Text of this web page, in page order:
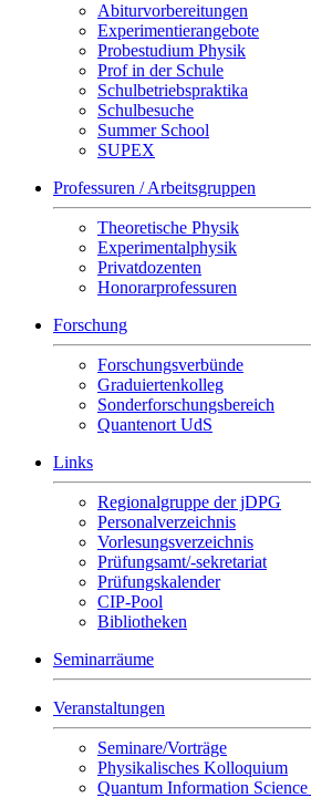
Abiturvorbereitungen
Experimentierangebote
Probestudium Physik
Prof in der Schule
Schulbetriebspraktika
Schulbesuche
Summer School
SUPEX
Professuren / Arbeitsgruppen
Theoretische Physik
Experimentalphysik
Privatdozenten
Honorarprofessuren
Forschung
Forschungsverbünde
Graduiertenkolleg
Sonderforschungsbereich
Quantenort UdS
Links
Regionalgruppe der jDPG
Personalverzeichnis
Vorlesungsverzeichnis
Prüfungsamt/-sekretariat
Prüfungskalender
CIP-Pool
Bibliotheken
Seminarräume
Veranstaltungen
Seminare/Vorträge
Physikalisches Kolloquium
Quantum Information